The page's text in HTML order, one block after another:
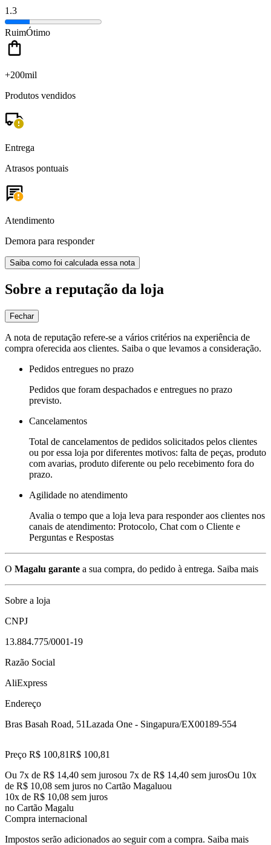
1.3
RuimÓtimo
+200mil
Produtos vendidos
Entrega
Atrasos pontuais
Atendimento
Demora para responder
Saiba como foi calculada essa nota
Sobre a reputação da loja
Fechar
A nota de reputação refere-se a vários critérios na experiência de
compra oferecida aos clientes. Saiba o que levamos a consideração.
Pedidos entregues no prazo
Pedidos que foram despachados e entregues no prazo
previsto.
Cancelamentos
Total de cancelamentos de pedidos solicitados pelos clientes
ou por essa loja por diferentes motivos: falta de peças, produto
com avarias, produto diferente ou pelo recebimento fora do
prazo.
Agilidade no atendimento
Avalia o tempo que a loja leva para responder aos clientes nos
canais de atendimento: Protocolo, Chat com o Cliente e
Perguntas e Respostas
O Magalu garante a sua compra, do pedido à entrega. Saiba mais
Sobre a loja
CNPJ
13.884.775/0001-19
Razão Social
AliExpress
Endereço
Bras Basah Road, 51Lazada One - Singapura/EX00189-554
Preço R$ 100,81R$ 100,81
Ou 7x de R$ 14,40 sem jurosou 7x de R$ 14,40 sem jurosOu 10x
de R$ 10,08 sem juros no Cartão Magaluou
10x de R$ 10,08 sem juros
no Cartão Magalu
Compra internacional
Impostos serão adicionados ao seguir com a compra. Saiba mais